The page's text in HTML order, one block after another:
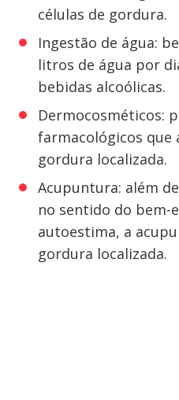
células de gordura.
Ingestão de água:
litros de água por
bebidas alcoólicas.
Dermocosméticos:
farmacológicos que
gordura localizada.
Acupuntura: além
no sentido do bem-
autoestima, a
gordura localizada.